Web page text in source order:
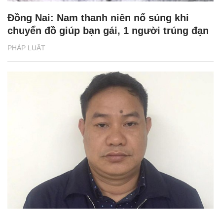
PHÁP LUẬT
Đồng Nai: Nam thanh niên nổ súng khi
chuyển đồ giúp bạn gái, 1 người trúng đạn